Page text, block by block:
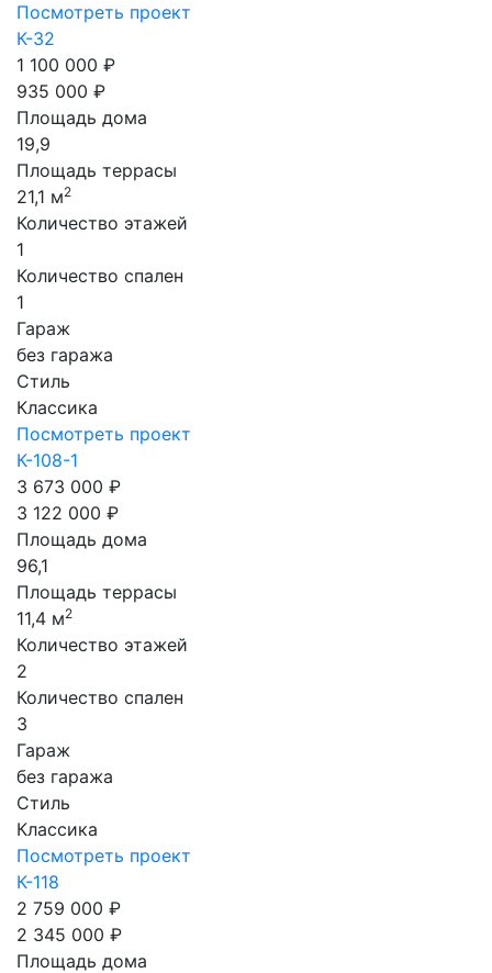
Посмотреть проект
К-32
1 100 000 ₽
935 000 ₽
Площадь дома
19,9
Площадь террасы
21,1 м2
Количество этажей
1
Количество спален
1
Гараж
без гаража
Стиль
Классика
Посмотреть проект
К-108-1
3 673 000 ₽
3 122 000 ₽
Площадь дома
96,1
Площадь террасы
11,4 м2
Количество этажей
2
Количество спален
3
Гараж
без гаража
Стиль
Классика
Посмотреть проект
К-118
2 759 000 ₽
2 345 000 ₽
Площадь дома